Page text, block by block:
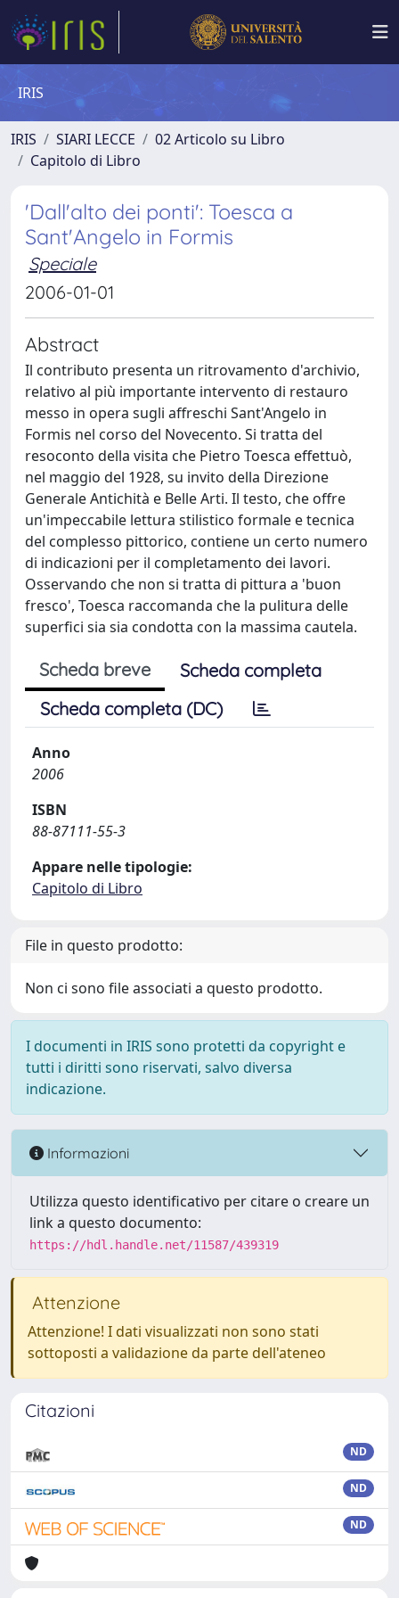
IRIS
IRIS SIARI LECCE
02 Articolo su Libro
Capitolo di Libro
'Dall'alto dei ponti': Toesca a
Sant'Angelo in Formis
Speciale
2006-01-01
Abstract
Il contributo presenta un ritrovamento d'archivio,
relativo al più importante intervento di restauro
messo in opera sugli affreschi Sant'Angelo in
Formis nel corso del Novecento. Si tratta del
resoconto della visita che Pietro Toesca effettuò,
nel maggio del 1928, su invito della Direzione
Generale Antichità e Belle Arti. Il testo, che offre
un'impeccabile lettura stilistico formale e tecnica
del complesso pittorico, contiene un certo numero
di indicazioni per il completamento dei lavori.
Osservando che non si tratta di pittura a 'buon
fresco', Toesca raccomanda che la pulitura delle
superfici sia sia condotta con la massima cautela.
Scheda breve
Scheda completa
Scheda completa (DC)
Anno
2006
ISBN
88-87111-55-3
Appare nelle tipologie:
Capitolo di Libro
File in questo prodotto:
Non ci sono file associati a questo prodotto.
I documenti in IRIS sono protetti da copyright e
tutti i diritti sono riservati, salvo diversa
indicazione.
Informazioni
Utilizza questo identificativo per citare o creare un
link a questo documento:
https://hdl.handle.net/11587/439319
Attenzione
Attenzione! I dati visualizzati non sono stati
sottoposti a validazione da parte dell'ateneo
Citazioni
ND
ND
ND